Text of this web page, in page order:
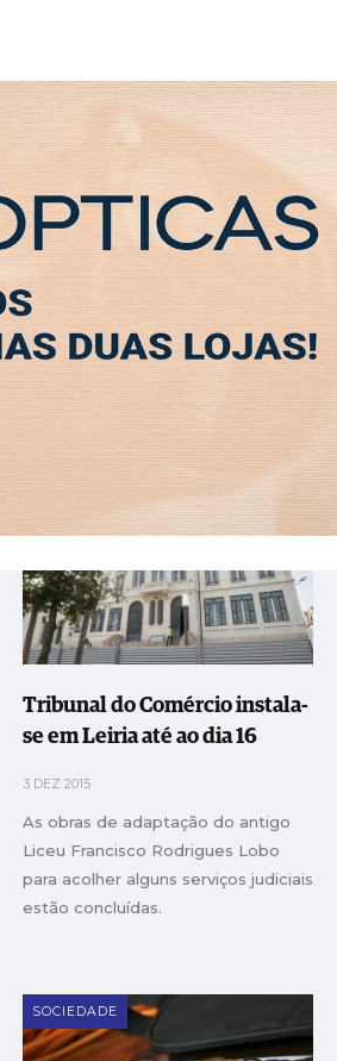
SAÚDE ECONOMIA DESPORTO VIVER
Tribunal do Comércio instala-
se em Leiria até ao dia 16
3 DEZ 2015
As obras de adaptação do antigo
Liceu Francisco Rodrigues Lobo
para acolher alguns serviços judiciais
estão concluídas.
SOCIEDADE